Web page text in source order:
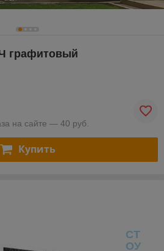
графитовый
на сайте — 40 руб.
Купить
СТ
ОУ